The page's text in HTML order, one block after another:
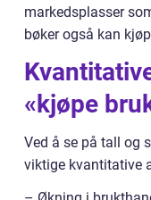
markedsplasser
bøker også kan
«kjøpe
Ved å se på tall og
viktige kvantitative